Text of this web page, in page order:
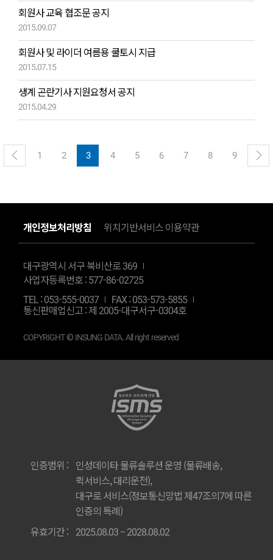
회원사 교육 협조문 공지
2015.09.07
회원사 및 라이더 여름용 쿨토시 지급
2015.07.15
생계 곤란기사 지원요청서 공지
2015.04.29
1 2 3 4 5 6 7 8 9
개인정보처리방침 위치기반서비스 이용약관
대구광역시 서구 북비산로 369
사업자등록번호 : 577-86-02725
TEL :053-555-0037 FAX : 053-573-5855
통신판매업신고 : 제 2005-대구서구-0304호
COPYRIGHT © INSUNG DATA. All right reserved
인증범위 : 인성데이타 물류솔루션 운영 (물류배송,
퀵서비스, 대리운전),
대구로 서비스(정보통신망법 제47조의7에 따른
인증의 특례)
유효기간 : 2025.08.03 ~ 2028.08.02